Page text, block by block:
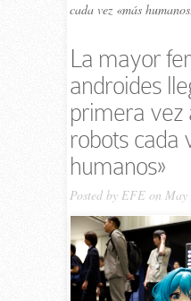
cada vez «más
La mayor
androides
primera vez
robots cada
humanos»
Posted by EFEon May